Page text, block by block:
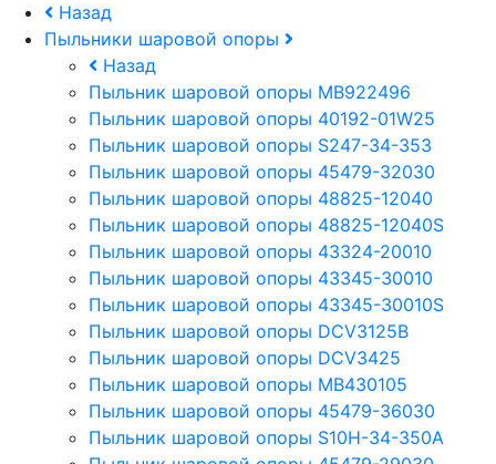
Назад
Пыльники шаровой опоры
Назад
Пыльник шаровой опоры MB922496
Пыльник шаровой опоры 40192-01W25
Пыльник шаровой опоры S247-34-353
Пыльник шаровой опоры 45479-32030
Пыльник шаровой опоры 48825-12040
Пыльник шаровой опоры 48825-12040S
Пыльник шаровой опоры 43324-20010
Пыльник шаровой опоры 43345-30010
Пыльник шаровой опоры 43345-30010S
Пыльник шаровой опоры DCV3125B
Пыльник шаровой опоры DCV3425
Пыльник шаровой опоры MB430105
Пыльник шаровой опоры 45479-36030
Пыльник шаровой опоры S10H-34-350A